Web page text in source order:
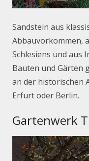
Sandstein aus
Abbauvorkommen,
Schlesiens und aus
Bauten und Gärten
an der historischen
Erfurt oder Berlin.
Gartenwerk